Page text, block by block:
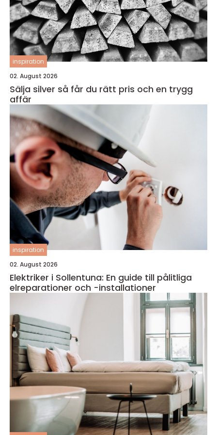
inspiration
02. August 2026
Sälja silver så får du rätt pris och en trygg
affär
inspiration
02. August 2026
Elektriker i Sollentuna: En guide till pålitliga
elreparationer och -installationer